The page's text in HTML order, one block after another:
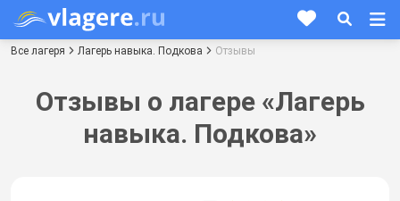
Все лагеря Лагерь навыка. Подкова Отзывы
Отзывы о лагере «Лагерь
навыка. Подкова»